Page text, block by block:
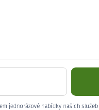
jednorázové nabídky našich